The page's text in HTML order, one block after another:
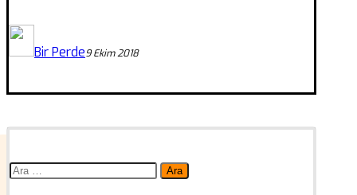
Bir Perde9 Ekim 2018
Arama: